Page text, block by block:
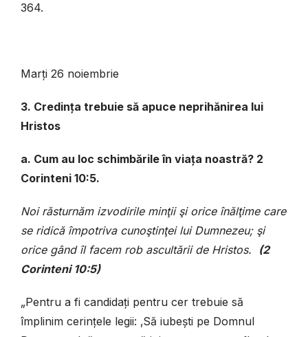
364.
Marți 26 noiembrie
3. Credința trebuie să apuce neprihănirea lui
Hristos
a. Cum au loc schimbările în viața noastră? 2
Corinteni 10:5.
Noi răsturnăm izvodirile minţii şi orice înălţime care
se ridică împotriva cunoştinţei lui Dumnezeu; şi
orice gând îl facem rob ascultării de Hristos. (2
Corinteni 10:5)
„Pentru a fi candidați pentru cer trebuie să
împlinim cerințele legii: ‚Să iubești pe Domnul